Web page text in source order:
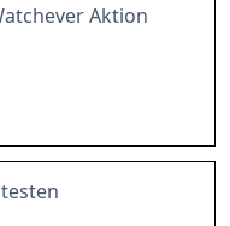
Aktion